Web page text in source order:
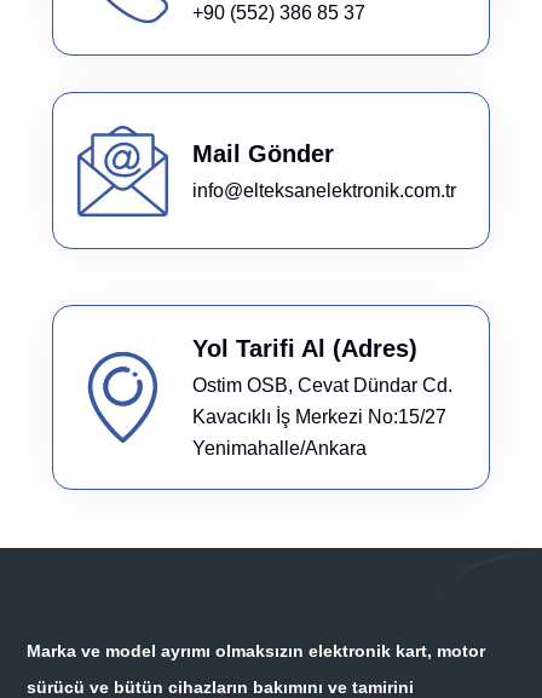
+90 (552) 386 85 37
Mail Gönder
info@elteksanelektronik.com.tr
Yol Tarifi Al (Adres)
Ostim OSB, Cevat Dündar Cd.
Kavacıklı İş Merkezi No:15/27
Yenimahalle/Ankara
Marka ve model ayrımı olmaksızın elektronik kart, motor
sürücü ve bütün cihazların bakımını ve tamirini